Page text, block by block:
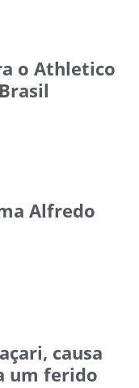
o Athletico
Alfredo
causa
um ferido